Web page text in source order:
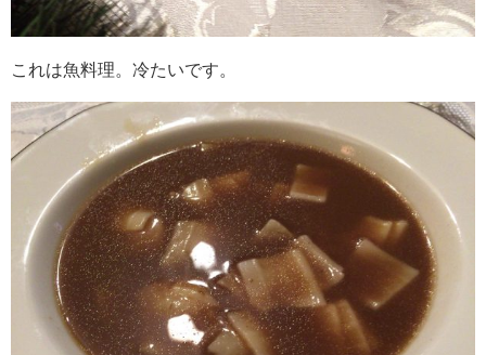
これは魚料理。冷たいです。